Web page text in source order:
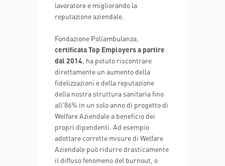
lavoratore e migliorando la
reputazione aziendale.
Fondazione Poliambulanza,
certificata Top Employers a partire
dal 2014 , ha potuto riscontrare
direttamente un aumento della
fidelizzazioni e della reputazione
della nostra struttura sanitaria fino
all'86% in un solo anno di progetto di
Welfare Aziendale a beneficio dei
propri dipendenti. Ad esempio
adottare corrette misure di Welfare
Aziendale può ridurre drasticamente
il diffuso fenomeno del burnout, o